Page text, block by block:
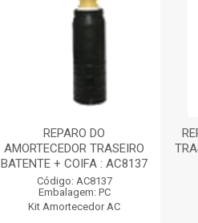
REPARO DO
AMORTECEDOR TRASEIRO
BATENTE + COIFA : AC8137
Código: AC8137
Embalagem: PC
Kit Amortecedor AC